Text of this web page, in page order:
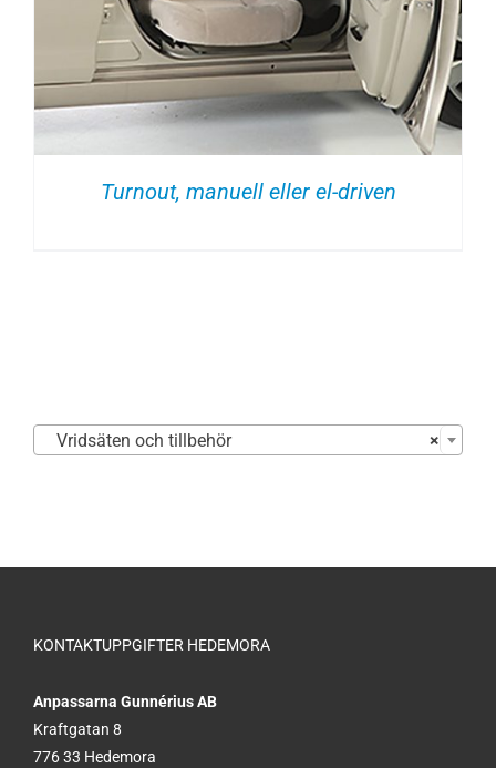
Turnout, manuell eller el-driven
×
Vridsäten och tillbehör
KONTAKTUPPGIFTER HEDEMORA
Anpassarna Gunnérius AB
Kraftgatan 8
776 33 Hedemora